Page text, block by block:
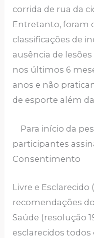
corrida de rua da
Entretanto, foram
classificações de
ausência de
nos últimos 6
anos e não
de esporte além
Para início da
participantes
Consentimento
Livre e Esclarecido
recomendações
Saúde (resolução
esclarecidos